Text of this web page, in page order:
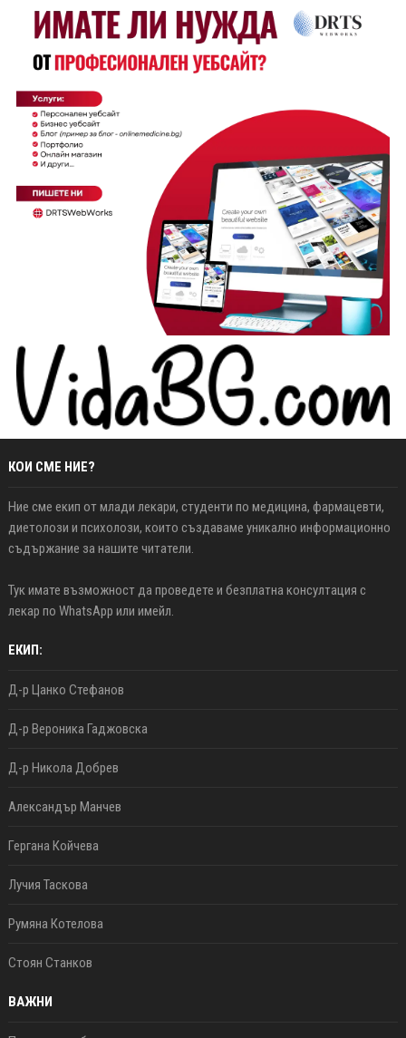
КОИ СМЕ НИЕ?
Ние сме екип от млади лекари, студенти по медицина, фармацевти,
диетолози и психолози, които създаваме уникално информационно
съдържание за нашите читатели.
Тук имате възможност да проведете и безплатна консултация с
лекар по WhatsApp или имейл.
ЕКИП:
Д-р Цанко Стефанов
Д-р Вероника Гаджовска
Д-р Никола Добрев
Александър Манчев
Гергана Койчева
Лучия Таскова
Румяна Котелова
Стоян Станков
ВАЖНИ